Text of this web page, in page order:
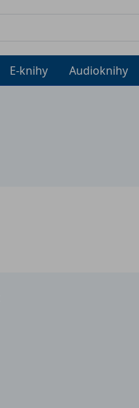
E-knihy Audioknihy